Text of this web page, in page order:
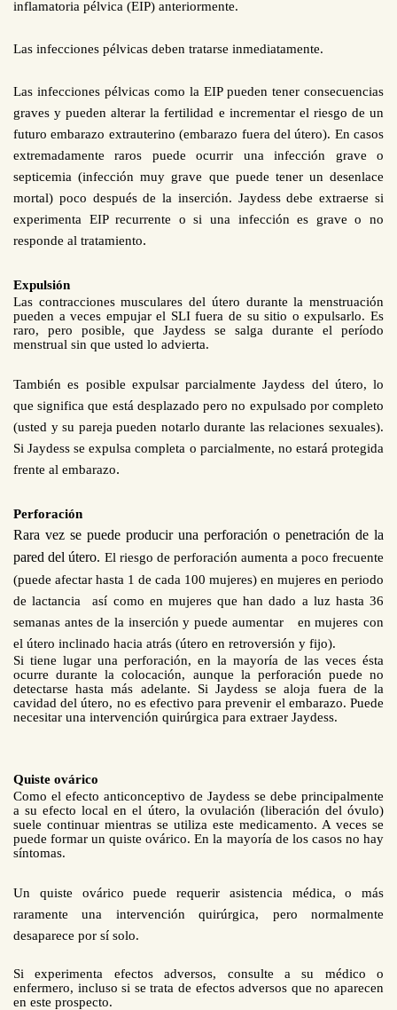
inflamatoria pélvica (EIP) anteriormente.
Las infecciones pélvicas deben tratarse inmediatamente.
Las infecciones pélvicas como la EIP pueden tener consecuencias
graves y pueden alterar la fertilidad e incrementar el riesgo de un
futuro embarazo extrauterino (embarazo fuera del útero). En casos
extremadamente raros puede ocurrir una infección grave o
septicemia (infección muy grave que puede tener un desenlace
mortal) poco después de la inserción. Jaydess debe extraerse si
experimenta EIP recurrente o si una infección es grave o no
responde al tratamiento.
Expulsión
Las contracciones musculares del útero durante la menstruación
pueden a veces empujar el SLI fuera de su sitio o expulsarlo. Es
raro, pero posible, que Jaydess se salga durante el período
menstrual sin que usted lo advierta.
También es posible expulsar parcialmente Jaydess del útero, lo
que significa que está desplazado pero no expulsado por completo
(usted y su pareja pueden notarlo durante las relaciones sexuales).
Si Jaydess se expulsa completa o parcialmente, no estará protegida
frente al embarazo.
Perforación
Rara vez se puede producir una perforación o penetración de la
pared del útero. El riesgo de perforación aumenta a poco frecuente
(puede afectar hasta 1 de cada 100 mujeres) en mujeres en periodo
de lactancia
así como en mujeres que han dado a luz hasta 36
semanas antes de la inserción y puede aumentar en mujeres con
el útero inclinado hacia atrás (útero en retroversión y fijo).
Si tiene lugar una perforación, en la mayoría de las veces ésta
ocurre durante la colocación, aunque la perforación puede no
detectarse hasta más adelante. Si Jaydess se aloja fuera de la
cavidad del útero, no es efectivo para prevenir el embarazo. Puede
necesitar una intervención quirúrgica para extraer Jaydess.
Quiste ovárico
Como el efecto anticonceptivo de Jaydess se debe principalmente
a su efecto local en el útero, la ovulación (liberación del óvulo)
suele continuar mientras se utiliza este medicamento. A veces se
puede formar un quiste ovárico. En la mayoría de los casos no hay
síntomas.
Un quiste ovárico puede requerir asistencia médica, o más
raramente una intervención quirúrgica, pero normalmente
desaparece por sí solo.
Si experimenta efectos adversos, consulte a su médico o
enfermero, incluso si se trata de efectos adversos que no aparecen
en este prospecto.